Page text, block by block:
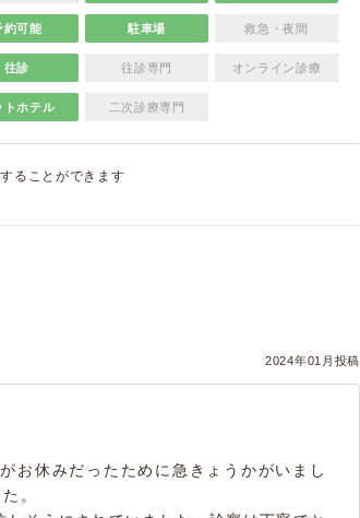
約可能 駐車場 救急・夜間
往診 往診専門 オンライン診療
トホテル 二次診療専門
することができます
2024年01月投稿
お休みだったために急きょうかがいまし
。